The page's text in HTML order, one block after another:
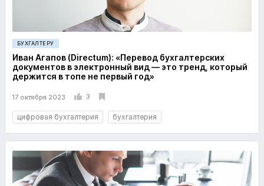
БУХГАЛТЕРУ
Иван Агапов (Directum): «Перевод бухгалтерских
документов в электронный вид — это тренд, который
держится в топе не первый год»
17 октября 2023 3
цифровая бухгалтерия бухгалтерия